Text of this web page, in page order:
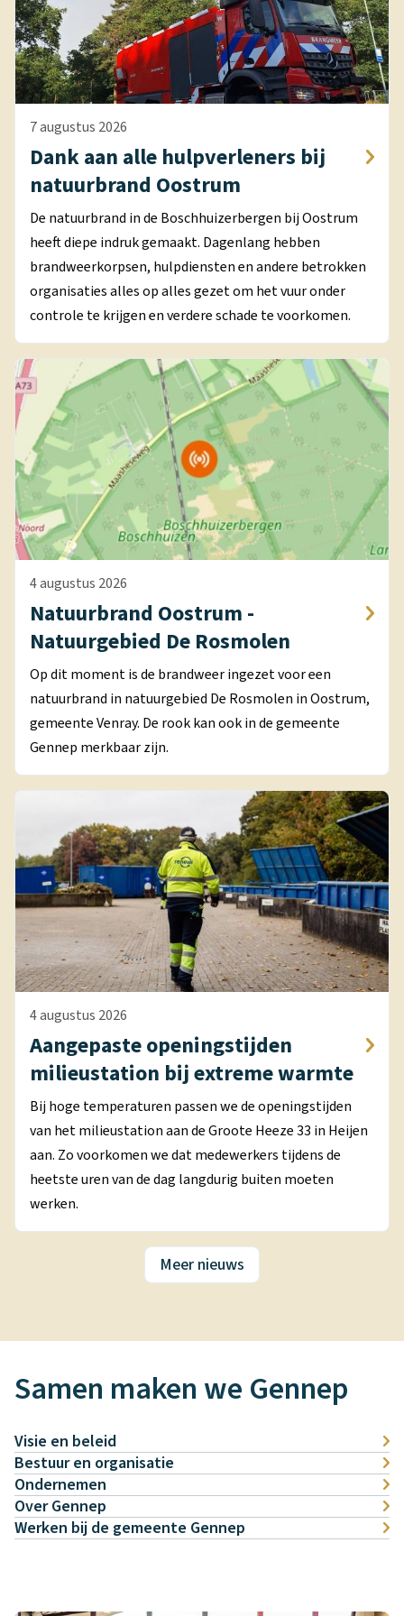
Dank aan alle hulpverleners bij
natuurbrand Oostrum
7 augustus 2026
De natuurbrand in de Boschhuizerbergen bij Oostrum
heeft diepe indruk gemaakt. Dagenlang hebben
brandweerkorpsen, hulpdiensten en andere betrokken
organisaties alles op alles gezet om het vuur onder
controle te krijgen en verdere schade te voorkomen.
Natuurbrand Oostrum -
Natuurgebied De Rosmolen
4 augustus 2026
Op dit moment is de brandweer ingezet voor een
natuurbrand in natuurgebied De Rosmolen in Oostrum,
gemeente Venray. De rook kan ook in de gemeente
Gennep merkbaar zijn.
Aangepaste openingstijden
milieustation bij extreme warmte
4 augustus 2026
Bij hoge temperaturen passen we de openingstijden
van het milieustation aan de Groote Heeze 33 in Heijen
aan. Zo voorkomen we dat medewerkers tijdens de
heetste uren van de dag langdurig buiten moeten
werken.
Meer nieuws
B
l
e
i
d
a
Samen maken we Gennep
Visie en beleid
Bestuur en organisatie
Ondernemen
Over Gennep
Werken bij de gemeente Gennep